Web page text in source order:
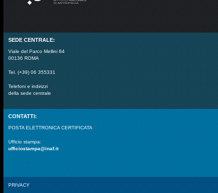
SEDE CENTRALE:
Viale del Parco Mellini 84
00136 ROMA
Tel. (+39) 06 355331
Telefoni e indirizzi
della sede centrale
CONTATTI:
POSTA ELETTRONICA CERTIFICATA
Ufficio stampa:
ufficiostampa@inaf.it
PRIVACY